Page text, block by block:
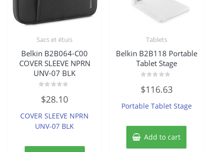
Sacs et étuis
Belkin B2B064-C00
COVER SLEEVE NPRN
UNV-07 BLK
0
out
5
$28.10
COVER SLEEVE NPRN
UNV-07 BLK
Tablets
Belkin B2B118 Portable
Tablet Stage
0
out
5
$116.63
Portable Tablet Stage
Add to cart